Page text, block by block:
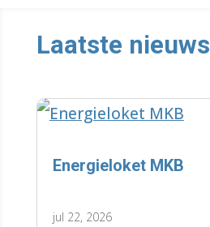
Laatste nieuws
Energieloket MKB
jul 22, 2026